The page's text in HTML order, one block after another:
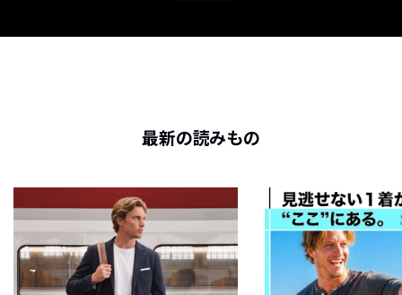
最新の読みもの